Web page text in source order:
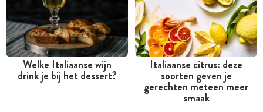
Welke Italiaanse wijn
drink je bij het dessert?
Italiaanse citrus: deze
soorten geven je
gerechten meteen meer
smaak